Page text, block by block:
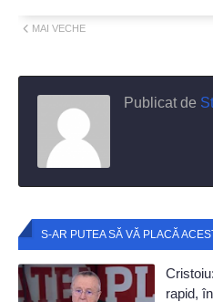
MAI VECHE
Publicat de
S-AR PUTEA SĂ VĂ PLACĂ
rapid,